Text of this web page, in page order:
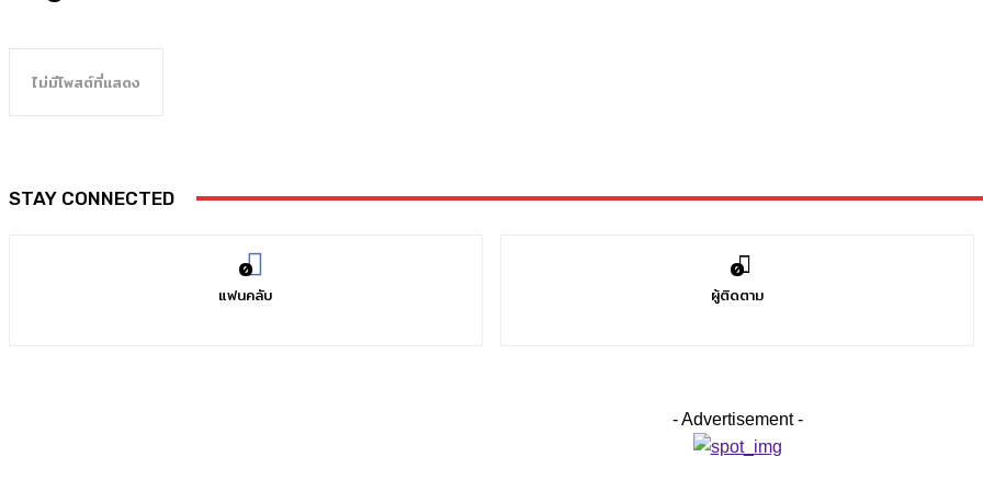
ไม่มีโพสต์ที่แสดง
STAY CONNECTED
0
แฟนคลับ
0
ผู้ติดตาม
- Advertisement -